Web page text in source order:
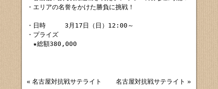
・エリアの名誉をかけた勝負に挑戦！
・日時　　　3月17日（日）12:00～
・プライズ
★総額380,000
«名古屋対抗戦サテライト 名古屋対抗戦サテライト »